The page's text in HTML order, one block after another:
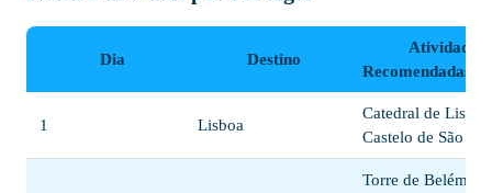
Dia Destino
Atividades
Recomendadas/
1 Lisboa
Catedral de
Castelo de São
Torre de Belém,